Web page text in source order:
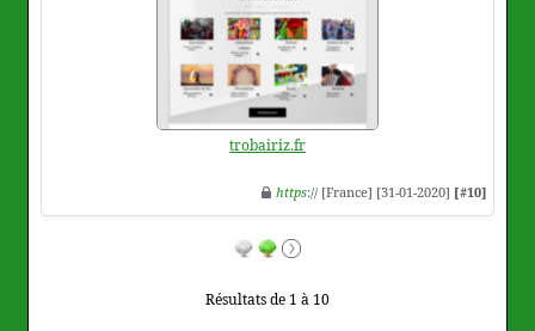
trobairiz.fr
https:// [France] [31-01-2020] [#10]
Résultats de 1 à 10